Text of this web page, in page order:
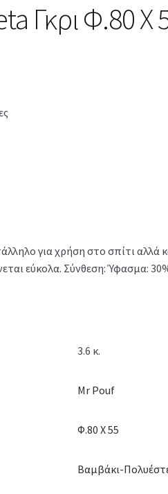
Γκρι Φ.80 Χ
για χρήση στο σπίτι αλλά
εύκολα. Σύνθεση: Ύφασμα:
3.6 κ.
Mr Pouf
Φ.80 X 55
Βαμβάκι-